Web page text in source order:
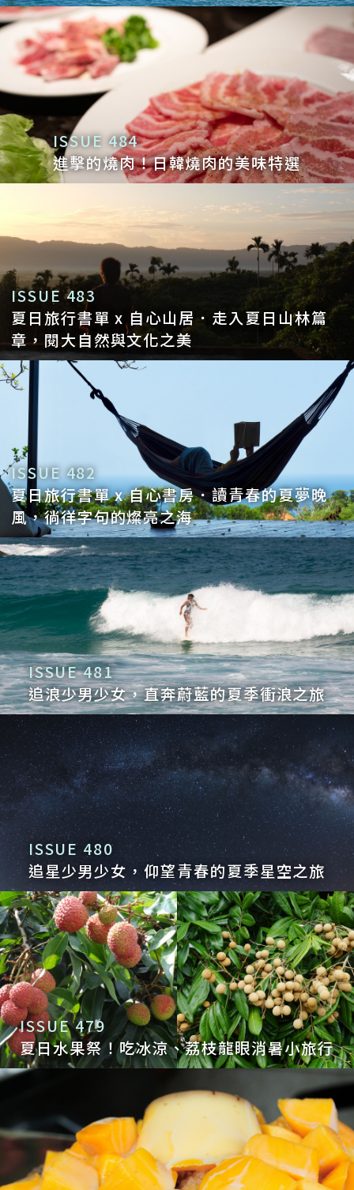
ISSUE 484
進擊的燒肉！日韓燒肉的美味特選
ISSUE 483
夏日旅行書單 x 自心山居．走入夏日山林篇
章，閱大自然與文化之美
ISSUE 482
夏日旅行書單 x 自心書房．讀青春的夏夢晚
風，徜徉字句的燦亮之海
ISSUE 481
追浪少男少女，直奔蔚藍的夏季衝浪之旅
ISSUE 480
追星少男少女，仰望青春的夏季星空之旅
ISSUE 479
夏日水果祭！吃冰涼、荔枝龍眼消暑小旅行